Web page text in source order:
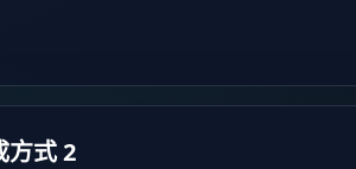
方式 2